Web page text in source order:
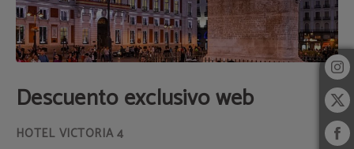
Descuento exclusivo web